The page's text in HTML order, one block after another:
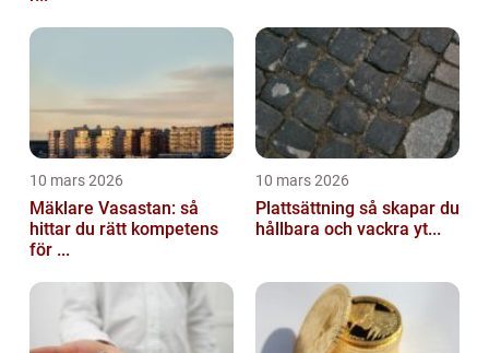
10 mars 2026
Mäklare Vasastan: så
hittar du rätt kompetens
för ...
10 mars 2026
Plattsättning så skapar du
hållbara och vackra yt...